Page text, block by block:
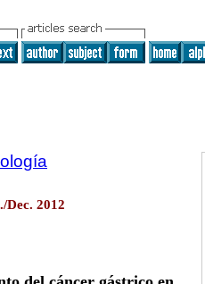
Dec. 2012